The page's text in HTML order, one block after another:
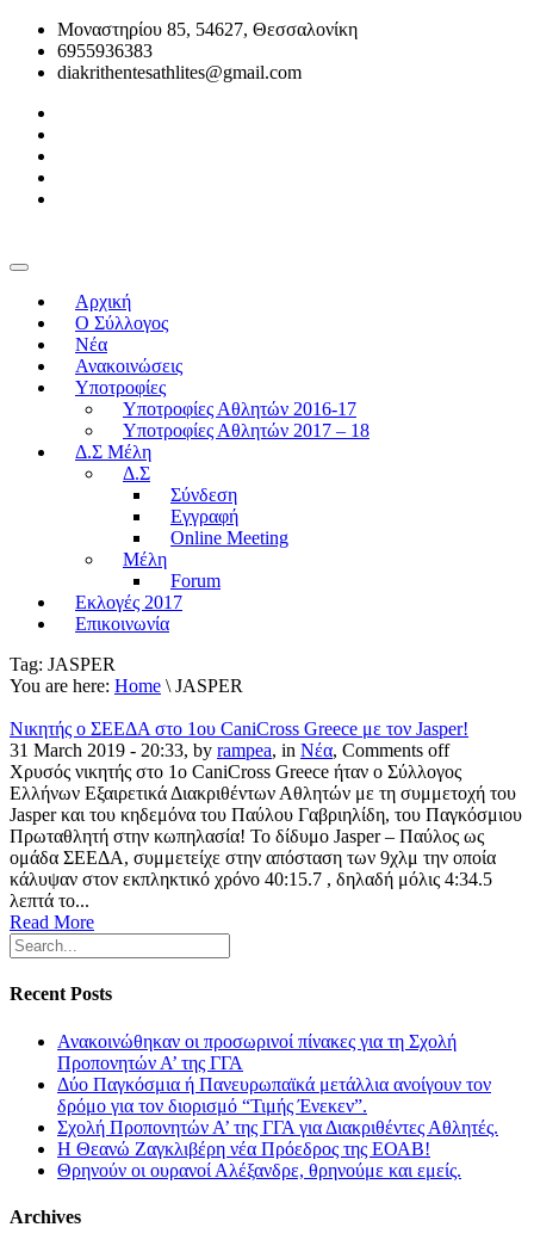
Μοναστηρίου 85, 54627, Θεσσαλονίκη
6955936383
diakrithentesathlites@gmail.com
Αρχική
O Σύλλογος
Νέα
Ανακοινώσεις
Υποτροφίες
Υποτροφίες Αθλητών 2016-17
Υποτροφίες Αθλητών 2017 – 18
Δ.Σ Μέλη
Δ.Σ
Σύνδεση
Εγγραφή
Online Meeting
Μέλη
Forum
Εκλογές 2017
Επικοινωνία
Tag: JASPER
You are here: Home \ JASPER
Νικητής ο ΣΕΕΔΑ στο 1ου CaniCross Greece με τον Jasper!
31 March 2019 - 20:33, by rampea, in Νέα, Comments off
Χρυσός νικητής στο 1ο CaniCross Greece ήταν ο Σύλλογος
Ελλήνων Εξαιρετικά Διακριθέντων Αθλητών με τη συμμετοχή του
Jasper και του κηδεμόνα του Παύλου Γαβριηλίδη, του Παγκόσμιου
Πρωταθλητή στην κωπηλασία! Το δίδυμο Jasper – Παύλος ως
ομάδα ΣΕΕΔΑ, συμμετείχε στην απόσταση των 9χλμ την οποία
κάλυψαν στον εκπληκτικό χρόνο 40:15.7 , δηλαδή μόλις 4:34.5
λεπτά το...
Read More
Recent Posts
Ανακοινώθηκαν οι προσωρινοί πίνακες για τη Σχολή
Προπονητών Α’ της ΓΓΑ
Δύο Παγκόσμια ή Πανευρωπαϊκά μετάλλια ανοίγουν τον
δρόμο για τον διορισμό “Τιμής Ένεκεν”.
Σχολή Προπονητών Α’ της ΓΓΑ για Διακριθέντες Αθλητές.
Η Θεανώ Ζαγκλιβέρη νέα Πρόεδρος της ΕΟΑΒ!
Θρηνούν οι ουρανοί Αλέξανδρε, θρηνούμε και εμείς.
Archives